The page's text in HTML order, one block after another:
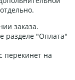
заказа.
разделе "Оплата"
перекинет на